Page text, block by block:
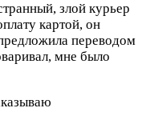
злой курьер
картой, он
переводом
мне было